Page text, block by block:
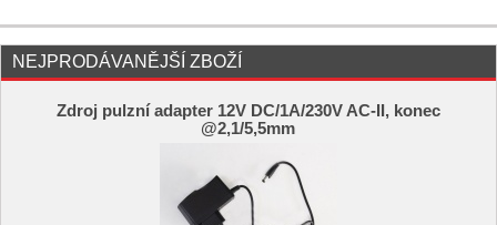
NEJPRODÁVANĚJŠÍ ZBOŽÍ
Zdroj pulzní adapter 12V DC/1A/230V AC-II, konec
@2,1/5,5mm